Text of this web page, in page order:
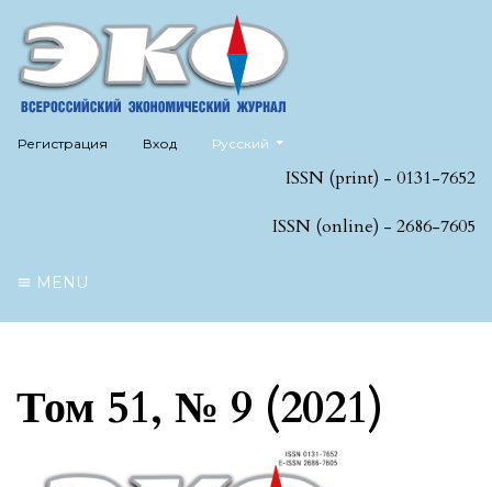
Регистрация Вход Русский
ISSN (print) - 0131-7652
ISSN (online) - 2686-7605
MENU
Том 51, № 9 (2021)